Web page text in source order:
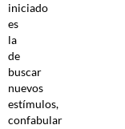
iniciado
es
la
de
buscar
nuevos
estímulos,
confabular